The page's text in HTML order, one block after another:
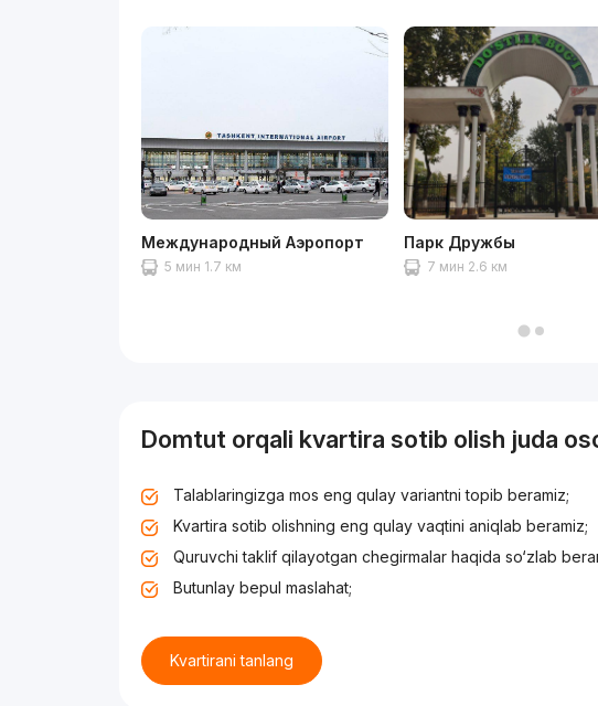
Международный Аэропорт
5 мин 1.7 км
Парк Дружбы
7 мин 2.6 км
Domtut orqali kvartira sotib olish juda
Talablaringizga mos eng qulay variantni topib beramiz;
Kvartira sotib olishning eng qulay vaqtini aniqlab beramiz;
Quruvchi taklif qilayotgan chegirmalar haqida so‘zlab
Butunlay bepul maslahat;
Kvartirani tanlang